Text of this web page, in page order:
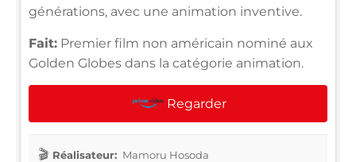
générations, avec une animation inventive.
Fait: Premier film non américain nominé aux
Golden Globes dans la catégorie animation.
Regarder
Réalisateur: Mamoru Hosoda